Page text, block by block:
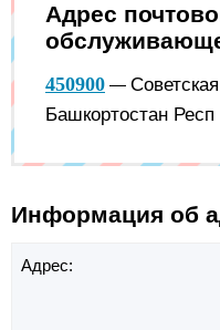
Адрес
450900 —
Башкортостан Респ
Информация об
Адрес: